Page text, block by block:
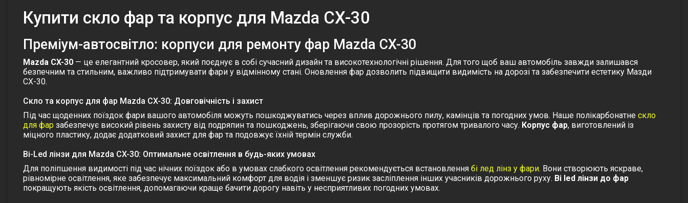
Купити скло фар та корпус для Mazda CX-30
Преміум-автосвітло: корпуси для ремонту фар Mazda CX-30
Mazda CX-30 — це елегантний кросовер, який поєднує в собі сучасний дизайн та високотехнологічні рішення. Для того щоб ваш автомобіль завжди залишався
безпечним та стильним, важливо підтримувати фари у відмінному стані. Оновлення фар дозволить підвищити видимість на дорозі та забезпечити естетику Мазди
СХ-30.
Скло та корпус для фар Mazda CX-30: Довговічність і захист
Під час щоденних поїздок фари вашого автомобіля можуть пошкоджуватись через вплив дорожнього пилу, камінців та погодних умов. Наше полікарбонатне скло
для фар забезпечує високий рівень захисту від подряпин та пошкоджень, зберігаючи свою прозорість протягом тривалого часу. Корпус фар, виготовлений із
міцного пластику, додає додатковий захист для фар та подовжує їхній термін служби.
Bi-Led лінзи для Mazda CX-30: Оптимальне освітлення в будь-яких умовах
Для поліпшення видимості під час нічних поїздок або в умовах слабкого освітлення рекомендується встановлення бі лед лінз у фари. Вони створюють яскраве,
рівномірне освітлення, яке забезпечує максимальний комфорт для водія і зменшує ризик засліплення інших учасників дорожнього руху. Bi led лінзи до фар
покращують якість освітлення, допомагаючи краще бачити дорогу навіть у несприятливих погодних умовах.